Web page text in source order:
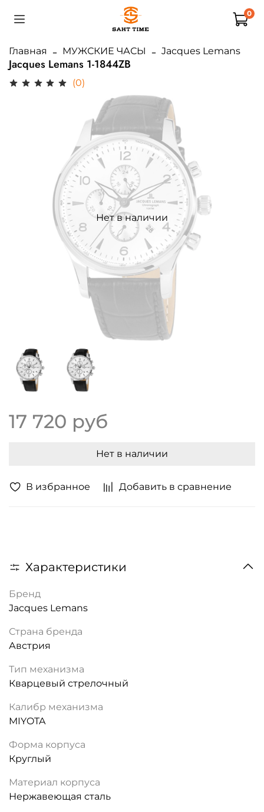
0
Главная МУЖСКИЕ ЧАСЫ Jacques Lemans
Jacques Lemans 1-1844ZB
(0)
В избранное Добавить в сравнение
Нет в наличии
17 720 руб
Нет в наличии
Характеристики
Бренд
Jacques Lemans
Страна бренда
Австрия
Тип механизма
Кварцевый стрелочный
Калибр механизма
MIYOTA
Форма корпуса
Круглый
Материал корпуса
Нержавеющая сталь